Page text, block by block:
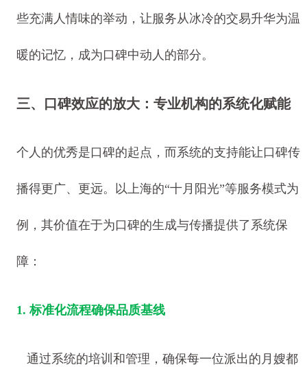
些充满人情味的举动，让服务从冰冷的交易升华为温
暖的记忆，成为口碑中动人的部分。
三、口碑效应的放大：专业机构的系统化赋能
个人的优秀是口碑的起点，而系统的支持能让口碑传
播得更广、更远。以上海的“十月阳光”等服务模式为
例，其价值在于为口碑的生成与传播提供了系统保
障：
1. 标准化流程确保品质基线
通过系统的培训和管理，确保每一位派出的月嫂都